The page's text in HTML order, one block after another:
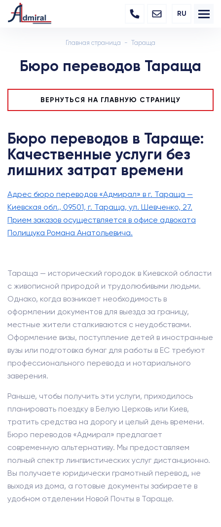
RU
Главная страница Тараща
Бюро переводов Тараща
ВЕРНУТЬСЯ НА ГЛАВНУЮ СТРАНИЦУ
Бюро переводов в Тараще:
Качественные услуги без
лишних затрат времени
Адрес бюро переводов «Адмирал» в г. Тараща —
Киевская обл., 09501, г. Тараща, ул. Шевченко, 27.
Прием заказов осуществляется в офисе адвоката
Полищука Романа Анатольевича.
Тараща — исторический городок в Киевской области
с живописной природой и трудолюбивыми людьми.
Однако, когда возникает необходимость в
оформлении документов для выезда за границу,
местные жители сталкиваются с неудобствами.
Оформление визы, поступление детей в иностранные
вузы или подготовка бумаг для работы в ЕС требуют
профессионального перевода и нотариального
заверения.
Раньше, чтобы получить эти услуги, приходилось
планировать поездку в Белую Церковь или Киев,
тратить средства на дорогу и целый день времени.
Бюро переводов «Адмирал» предлагает
современную альтернативу. Мы предоставляем
полный спектр лингвистических услуг дистанционно.
Вы получаете юридически грамотный перевод, не
выходя из дома, а готовые документы забираете в
удобном отделении Новой Почты в Тараще.